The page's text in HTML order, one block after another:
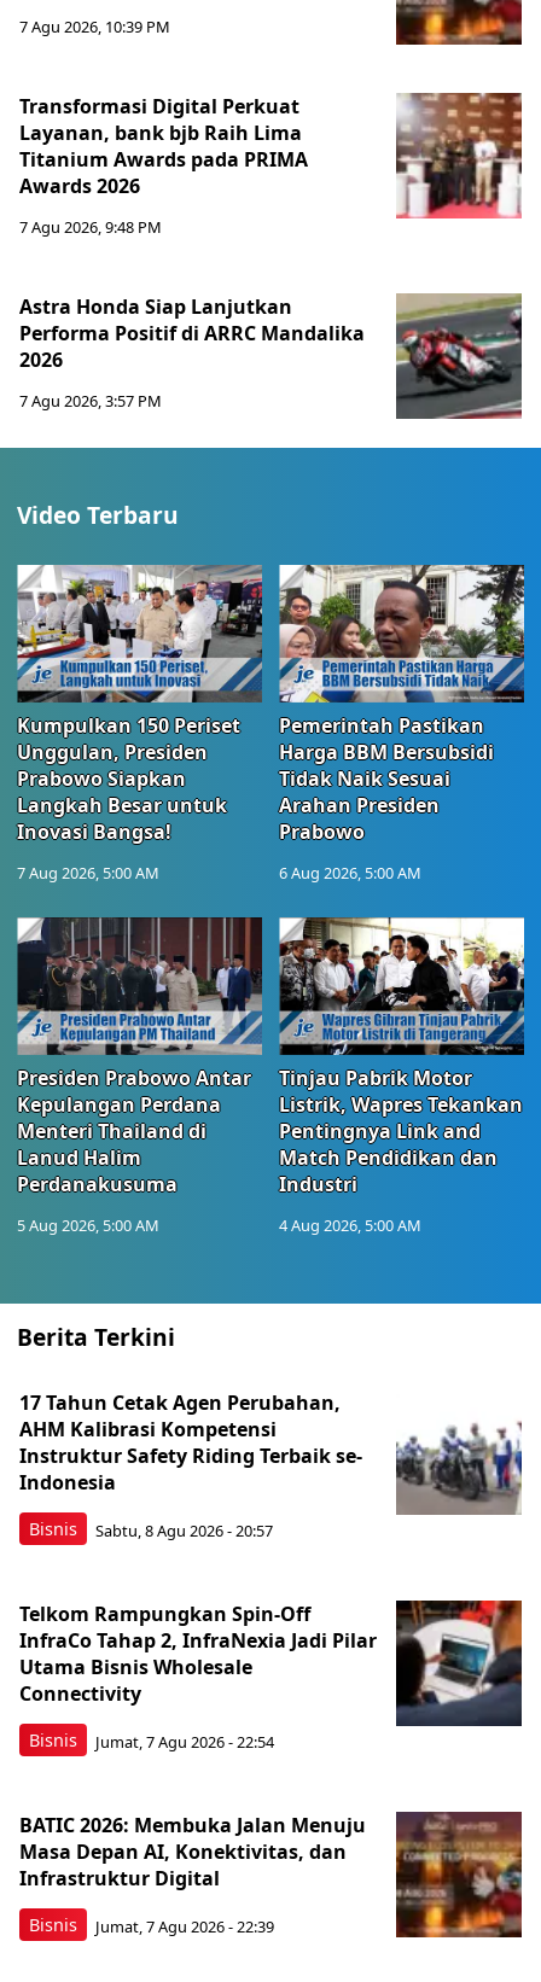
7 Agu 2026, 10:39 PM
Transformasi Digital Perkuat
Layanan, bank bjb Raih Lima
Titanium Awards pada PRIMA
Awards 2026
7 Agu 2026, 9:48 PM
Astra Honda Siap Lanjutkan
Performa Positif di ARRC Mandalika
2026
7 Agu 2026, 3:57 PM
Video Terbaru
Kumpulkan 150 Periset
Unggulan, Presiden
Prabowo Siapkan
Langkah Besar untuk
Inovasi Bangsa!
7 Aug 2026, 5:00 AM
Pemerintah Pastikan
Harga BBM Bersubsidi
Tidak Naik Sesuai
Arahan Presiden
Prabowo
6 Aug 2026, 5:00 AM
Presiden Prabowo Antar
Kepulangan Perdana
Menteri Thailand di
Lanud Halim
Perdanakusuma
5 Aug 2026, 5:00 AM
Tinjau Pabrik Motor
Listrik, Wapres Tekankan
Pentingnya Link and
Match Pendidikan dan
Industri
4 Aug 2026, 5:00 AM
Berita Terkini
Bisnis
17 Tahun Cetak Agen Perubahan,
AHM Kalibrasi Kompetensi
Instruktur Safety Riding Terbaik se-
Indonesia
Sabtu, 8 Agu 2026 - 20:57
Bisnis
Telkom Rampungkan Spin-Off
InfraCo Tahap 2, InfraNexia Jadi Pilar
Utama Bisnis Wholesale
Connectivity
Jumat, 7 Agu 2026 - 22:54
Bisnis
BATIC 2026: Membuka Jalan Menuju
Masa Depan AI, Konektivitas, dan
Infrastruktur Digital
Jumat, 7 Agu 2026 - 22:39